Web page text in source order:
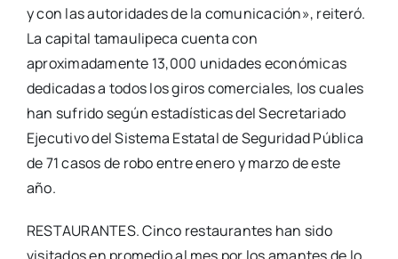
y con las autoridades de la comunicación», reiteró.
La capital tamaulipeca cuenta con
aproximadamente 13,000 unidades económicas
dedicadas a todos los giros comerciales, los cuales
han sufrido según estadísticas del Secretariado
Ejecutivo del Sistema Estatal de Seguridad Pública
de 71 casos de robo entre enero y marzo de este
año.
RESTAURANTES. Cinco restaurantes han sido